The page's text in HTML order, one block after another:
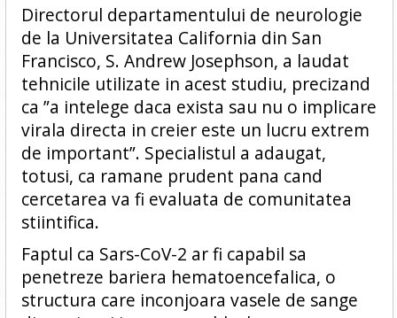
Directorul departamentului de neurologie
de la Universitatea California din San
Francisco, S. Andrew Josephson, a laudat
tehnicile utilizate in acest studiu, precizand
ca ”a intelege daca exista sau nu o implicare
virala directa in creier este un lucru extrem
de important”. Specialistul a adaugat,
totusi, ca ramane prudent pana cand
cercetarea va fi evaluata de comunitatea
stiintifica.
Faptul ca Sars-CoV-2 ar fi capabil sa
penetreze bariera hematoencefalica, o
structura care inconjoara vasele de sange